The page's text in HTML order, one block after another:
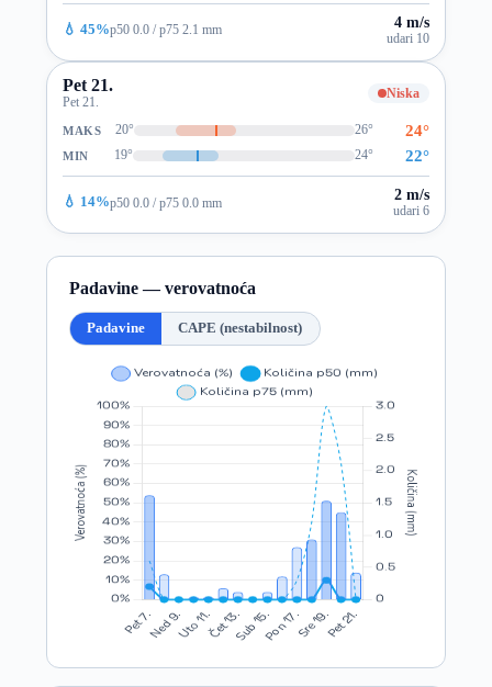
💧 45%p50 0.0 / p75 2.1 mm 4 m/s
udari 10
Pet 21.
Pet 21.
Niska
MAKS 20° 26° 24°
MIN 19° 24° 22°
💧 14%p50 0.0 / p75 0.0 mm 2 m/s
udari 6
Padavine — verovatnoća
Padavine CAPE (nestabilnost)